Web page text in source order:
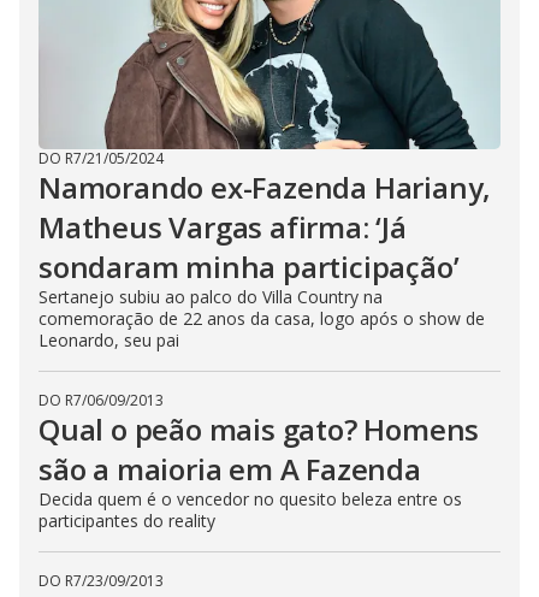
DO R7/21/05/2024
Namorando ex-Fazenda Hariany,
Matheus Vargas afirma: ‘Já
sondaram minha participação’
Sertanejo subiu ao palco do Villa Country na
comemoração de 22 anos da casa, logo após o show de
Leonardo, seu pai
DO R7/06/09/2013
Qual o peão mais gato? Homens
são a maioria em A Fazenda
Decida quem é o vencedor no quesito beleza entre os
participantes do reality
DO R7/23/09/2013